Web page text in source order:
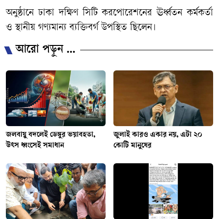
অনুষ্ঠানে ঢাকা দক্ষিণ সিটি করপোরেশনের ঊর্ধ্বতন কর্মকর্তা
ও স্থানীয় গণ্যমান্য ব্যক্তিবর্গ উপস্থিত ছিলেন।
আরো পড়ুন ...
জলবায়ু বদলেই ডেঙ্গুর ভয়াবহতা,
উৎস ধ্বংসেই সমাধান
জুলাই কারও একার নয়, এটা ২০
কোটি মানুষের